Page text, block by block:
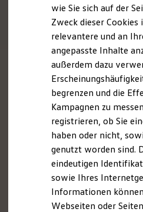
Digitales
Fahrerassistenz-
Kontrollleuchten
XTL-
Ersatzteile und
Original Zubehör und
myVolkswagen
myVolkswagen
Elektrisch & Autonom
Elektro - &
Unser Ansatz
Reichweite &
Ladelösungen
Ladelösungen für
wie Sie sich auf der
Zweck dieser Cookies
relevantere und an
angepasste Inhalte
außerdem dazu
begrenzen und die
Kampagnen zu
registrieren, ob Sie
haben oder nicht,
genutzt worden sind.
eindeutigen
sowie Ihres
Informationen
Webseiten oder